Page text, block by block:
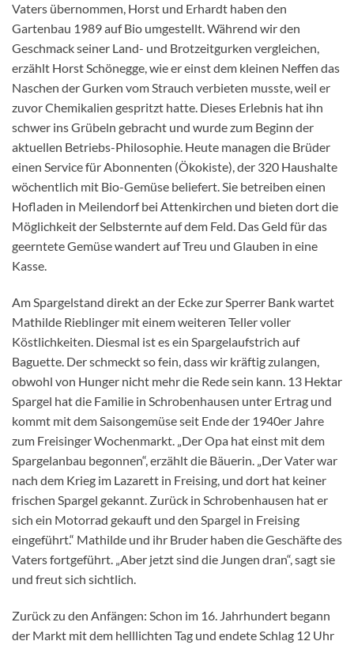
Vaters übernommen, Horst und Erhardt haben den
Gartenbau 1989 auf Bio umgestellt. Während wir den
Geschmack seiner Land- und Brotzeitgurken vergleichen,
erzählt Horst Schönegge, wie er einst dem kleinen Neffen das
Naschen der Gurken vom Strauch verbieten musste, weil er
zuvor Chemikalien gespritzt hatte. Dieses Erlebnis hat ihn
schwer ins Grübeln gebracht und wurde zum Beginn der
aktuellen Betriebs-Philosophie. Heute managen die Brüder
einen Service für Abonnenten (Ökokiste), der 320 Haushalte
wöchentlich mit Bio-Gemüse beliefert. Sie betreiben einen
Hofladen in Meilendorf bei Attenkirchen und bieten dort die
Möglichkeit der Selbsternte auf dem Feld. Das Geld für das
geerntete Gemüse wandert auf Treu und Glauben in eine
Kasse.
Am Spargelstand direkt an der Ecke zur Sperrer Bank wartet
Mathilde Rieblinger mit einem weiteren Teller voller
Köstlichkeiten. Diesmal ist es ein Spargelaufstrich auf
Baguette. Der schmeckt so fein, dass wir kräftig zulangen,
obwohl von Hunger nicht mehr die Rede sein kann. 13 Hektar
Spargel hat die Familie in Schrobenhausen unter Ertrag und
kommt mit dem Saisongemüse seit Ende der 1940er Jahre
zum Freisinger Wochenmarkt. „Der Opa hat einst mit dem
Spargelanbau begonnen“, erzählt die Bäuerin. „Der Vater war
nach dem Krieg im Lazarett in Freising, und dort hat keiner
frischen Spargel gekannt. Zurück in Schrobenhausen hat er
sich ein Motorrad gekauft und den Spargel in Freising
eingeführt.“ Mathilde und ihr Bruder haben die Geschäfte des
Vaters fortgeführt. „Aber jetzt sind die Jungen dran“, sagt sie
und freut sich sichtlich.
Zurück zu den Anfängen: Schon im 16. Jahrhundert begann
der Markt mit dem helllichten Tag und endete Schlag 12 Uhr